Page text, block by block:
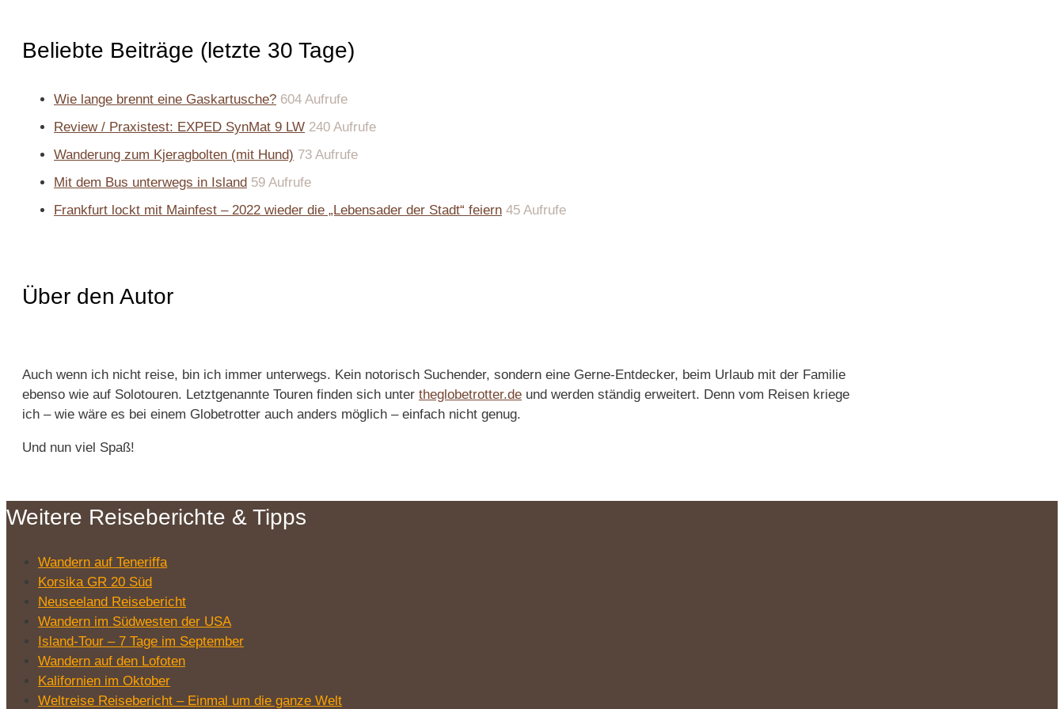
Beliebte Beiträge (letzte 30 Tage)
Wie lange brennt eine Gaskartusche? 604 Aufrufe
Review / Praxistest: EXPED SynMat 9 LW 240 Aufrufe
Wanderung zum Kjeragbolten (mit Hund) 73 Aufrufe
Mit dem Bus unterwegs in Island 59 Aufrufe
Frankfurt lockt mit Mainfest – 2022 wieder die „Lebensader der Stadt“ feiern 45 Aufrufe
Über den Autor
Auch wenn ich nicht reise, bin ich immer unterwegs. Kein notorisch Suchender, sondern eine Gerne-Entdecker, beim Urlaub mit der Familie
ebenso wie auf Solotouren. Letztgenannte Touren finden sich unter theglobetrotter.de und werden ständig erweitert. Denn vom Reisen kriege
ich – wie wäre es bei einem Globetrotter auch anders möglich – einfach nicht genug.
Und nun viel Spaß!
Weitere Reiseberichte & Tipps
Wandern auf Teneriffa
Korsika GR 20 Süd
Neuseeland Reisebericht
Wandern im Südwesten der USA
Island-Tour – 7 Tage im September
Wandern auf den Lofoten
Kalifornien im Oktober
Weltreise Reisebericht – Einmal um die ganze Welt